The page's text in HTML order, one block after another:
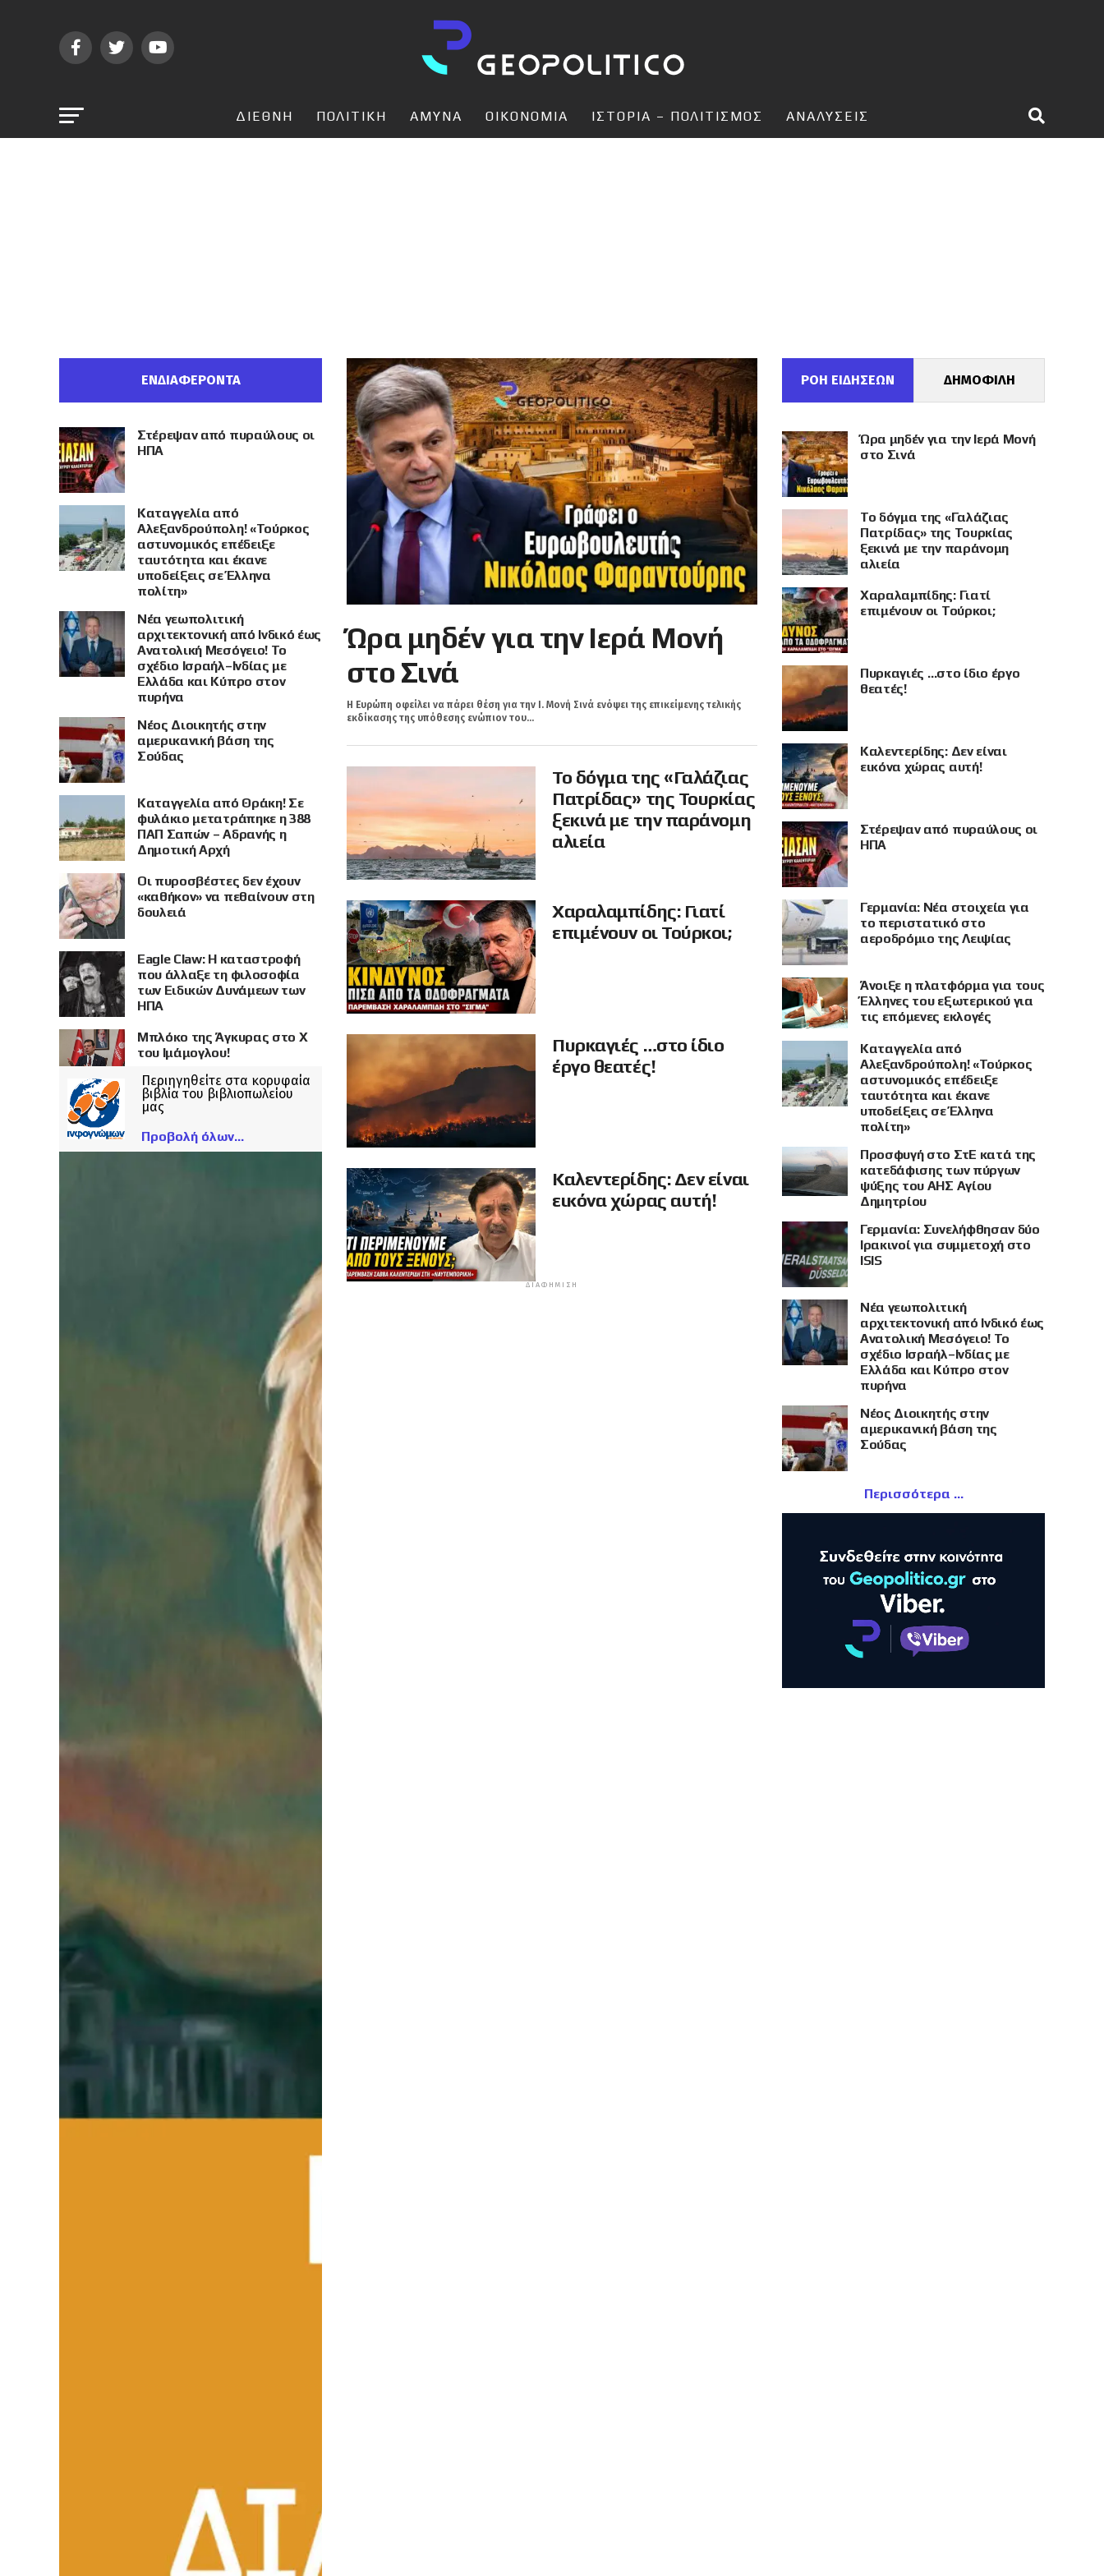
ΔΙΕΘΝΗ ΠΟΛΙΤΙΚΗ ΑΜΥΝΑ ΟΙΚΟΝΟΜΙΑ ΙΣΤΟΡΙΑ – ΠΟΛΙΤΙΣΜΟΣ ΑΝΑΛΥΣΕΙΣ
Ώρα μηδέν για την Ιερά Μονή
στο Σινά
Η Ευρώπη οφείλει να πάρει θέση για την Ι. Μονή Σινά ενόψει της επικείμενης τελικής
εκδίκασης της υπόθεσης ενώπιον του...
Το δόγμα της «Γαλάζιας
Πατρίδας» της Τουρκίας
ξεκινά με την παράνομη
αλιεία
Χαραλαμπίδης: Γιατί
επιμένουν οι Τούρκοι;
Πυρκαγιές …στο ίδιο
έργο θεατές!
Καλεντερίδης: Δεν είναι
εικόνα χώρας αυτή!
ΔΙΑΦΉΜΙΣΗ
ΕΝΔΙΑΦΕΡΟΝΤΑ
Στέρεψαν από πυραύλους οι
ΗΠΑ
Καταγγελία από
Αλεξανδρούπολη! «Τούρκος
αστυνομικός επέδειξε
ταυτότητα και έκανε
υποδείξεις σε Έλληνα
πολίτη»
Νέα γεωπολιτική
αρχιτεκτονική από Ινδικό έως
Ανατολική Μεσόγειο! Το
σχέδιο Ισραήλ–Ινδίας με
Ελλάδα και Κύπρο στον
πυρήνα
Νέος Διοικητής στην
αμερικανική βάση της
Σούδας
Καταγγελία από Θράκη! Σε
φυλάκιο μετατράπηκε η 388
ΠΑΠ Σαπών – Αδρανής η
Δημοτική Αρχή
Οι πυροσβέστες δεν έχουν
«καθήκον» να πεθαίνουν στη
δουλειά
Eagle Claw: Η καταστροφή
που άλλαξε τη φιλοσοφία
των Ειδικών Δυνάμεων των
ΗΠΑ
Μπλόκο της Άγκυρας στο X
του Ιμάμογλου!
Περιηγηθείτε στα κορυφαία
βιβλία του βιβλιοπωλείου
μας
Προβολή όλων
ΡΟΗ ΕΙΔΗΣΕΩΝ ΔΗΜΟΦΙΛΗ
Ώρα μηδέν για την Ιερά Μονή
στο Σινά
Το δόγμα της «Γαλάζιας
Πατρίδας» της Τουρκίας
ξεκινά με την παράνομη
αλιεία
Χαραλαμπίδης: Γιατί
επιμένουν οι Τούρκοι;
Πυρκαγιές …στο ίδιο έργο
θεατές!
Καλεντερίδης: Δεν είναι
εικόνα χώρας αυτή!
Στέρεψαν από πυραύλους οι
ΗΠΑ
Γερμανία: Νέα στοιχεία για
το περιστατικό στο
αεροδρόμιο της Λειψίας
Άνοιξε η πλατφόρμα για τους
Έλληνες του εξωτερικού για
τις επόμενες εκλογές
Καταγγελία από
Αλεξανδρούπολη! «Τούρκος
αστυνομικός επέδειξε
ταυτότητα και έκανε
υποδείξεις σε Έλληνα
πολίτη»
Προσφυγή στο ΣτΕ κατά της
κατεδάφισης των πύργων
ψύξης του ΑΗΣ Αγίου
Δημητρίου
Γερμανία: Συνελήφθησαν δύο
Ιρακινοί για συμμετοχή στο
ISIS
Νέα γεωπολιτική
αρχιτεκτονική από Ινδικό έως
Ανατολική Μεσόγειο! Το
σχέδιο Ισραήλ–Ινδίας με
Ελλάδα και Κύπρο στον
πυρήνα
Νέος Διοικητής στην
αμερικανική βάση της
Σούδας
Περισσότερα